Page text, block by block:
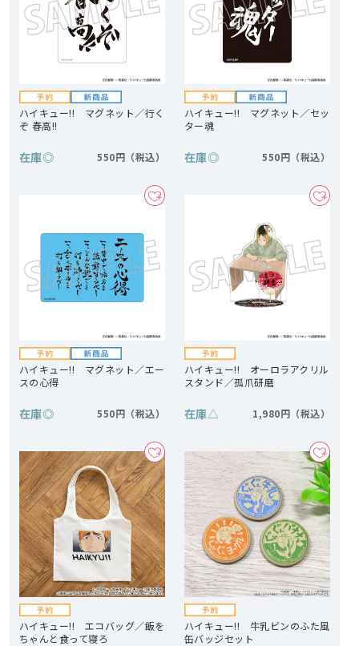
ハイキュー!! マグネット／行く
ぞ 春高!!
在庫◎ 550円
ハイキュー!! マグネット／セッ
ター魂
在庫◎ 550円
ハイキュー!! マグネット／エー
スの心得
在庫◎ 550円
ハイキュー!! オーロラアクリル
スタンド／孤爪研磨
在庫△ 1,980円
ハイキュー!! エコバッグ／飯を
ちゃんと食って寝ろ
ハイキュー!! 牛乳ビンのふた風
缶バッジセット